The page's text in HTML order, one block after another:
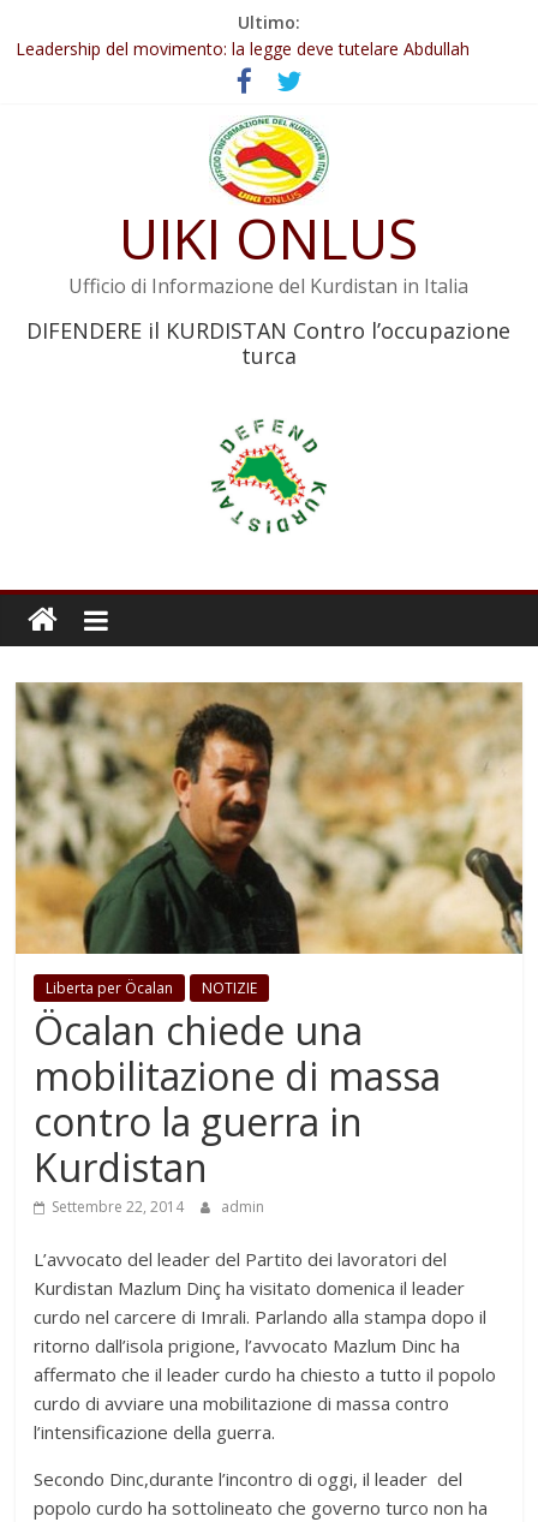
Ultimo:
Abdullah Öcalan: Le legge negativa deve essere trasformata in
legge positiva
Leadership del movimento: la legge deve tutelare Abdullah
Commissione donne del KNK: Şengal è di nuovo sotto minaccia
Non tenere conto della situazione di Rêber Apo ostacolerebbe
Il KNK chiede un’azione internazionale contro i crimini di guerra
UIKI ONLUS
Ufficio di Informazione del Kurdistan in Italia
DIFENDERE il KURDISTAN Contro l’occupazione
turca
Liberta per Öcalan NOTIZIE
Öcalan chiede una
mobilitazione di massa
contro la guerra in
Kurdistan
Settembre 22, 2014 admin
L’avvocato del leader del Partito dei lavoratori del
Kurdistan Mazlum Dinç ha visitato domenica il leader
curdo nel carcere di Imrali. Parlando alla stampa dopo il
ritorno dall’isola prigione, l’avvocato Mazlum Dinc ha
affermato che il leader curdo ha chiesto a tutto il popolo
curdo di avviare una mobilitazione di massa contro
l’intensificazione della guerra.
Secondo Dinc,durante l’incontro di oggi, il leader del
popolo curdo ha sottolineato che governo turco non ha